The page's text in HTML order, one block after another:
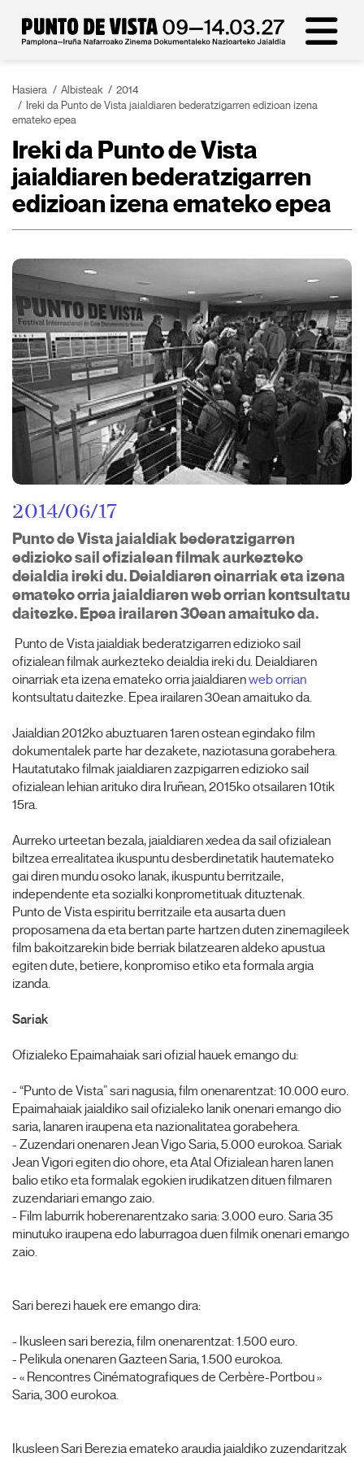
Hasiera Albisteak
2014
Ireki da Punto de Vista jaialdiaren bederatzigarren edizioan izena
emateko epea
Ireki da Punto de Vista
jaialdiaren bederatzigarren
edizioan izena emateko epea
2014/06/17
Punto de Vista jaialdiak bederatzigarren
edizioko sail ofizialean filmak aurkezteko
deialdia ireki du. Deialdiaren oinarriak eta izena
emateko orria jaialdiaren web orrian kontsultatu
daitezke. Epea irailaren 30ean amaituko da.
Punto de Vista jaialdiak bederatzigarren edizioko sail
ofizialean filmak aurkezteko deialdia ireki du. Deialdiaren
oinarriak eta izena emateko orria jaialdiarenweb orrian
kontsultatu daitezke. Epea irailaren 30ean amaituko da.
Jaialdian 2012ko abuztuaren 1aren ostean egindako film
dokumentalek parte har dezakete, naziotasuna gorabehera.
Hautatutako filmak jaialdiaren zazpigarren edizioko sail
ofizialean lehian arituko dira Iruñean, 2015ko otsailaren 10tik
15ra.
Aurreko urteetan bezala, jaialdiaren xedea da sail ofizialean
biltzea errealitatea ikuspuntu desberdinetatik hautemateko
gai diren mundu osoko lanak, ikuspuntu berritzaile,
independente eta sozialki konprometituak dituztenak.
Punto de Vista espiritu berritzaile eta ausarta duen
proposamena da eta bertan parte hartzen duten zinemagileek
film bakoitzarekin bide berriak bilatzearen aldeko apustua
egiten dute, betiere, konpromiso etiko eta formala argia
izanda.
Sariak
Ofizialeko Epaimahaiak sari ofizial hauek emango du:
- “Punto de Vista” sari nagusia, film onenarentzat: 10.000 euro.
Epaimahaiak jaialdiko sail ofizialeko lanik onenari emango dio
saria, lanaren iraupena eta nazionalitatea gorabehera.
- Zuzendari onenaren Jean Vigo Saria, 5.000 eurokoa. Sariak
Jean Vigori egiten dio ohore, eta Atal Ofizialean haren lanen
balio etiko eta formalak egokien irudikatzen dituen filmaren
zuzendariari emango zaio.
- Film laburrik hoberenarentzako saria: 3.000 euro. Saria 35
minutuko iraupena edo laburragoa duen filmik onenari emango
zaio.
Sari berezi hauek ere emango dira:
- Ikusleen sari berezia, film onenarentzat: 1.500 euro.
- Pelikula onenaren Gazteen Saria, 1.500 eurokoa.
- « Rencontres Cinématografiques de Cerbère-Portbou »
Saria, 300 eurokoa.
Ikusleen Sari Berezia emateko araudia jaialdiko zuzendaritzak